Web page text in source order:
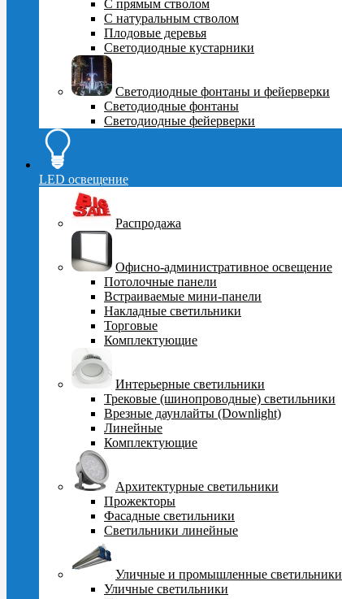
С прямым стволом
С натуральным стволом
Плодовые деревья
Светодиодные кустарники
Светодиодные фонтаны и фейерверки
Светодиодные фонтаны
Светодиодные фейерверки
LED освещение
Распродажа
Офисно-административное освещение
Потолочные панели
Встраиваемые мини-панели
Накладные светильники
Торговые
Комплектующие
Интерьерные светильники
Трековые (шинопроводные) светильники
Врезные даунлайты (Downlight)
Линейные
Комплектующие
Архитектурные светильники
Прожекторы
Фасадные светильники
Светильники линейные
Уличные и промышленные светильники
Уличные светильники